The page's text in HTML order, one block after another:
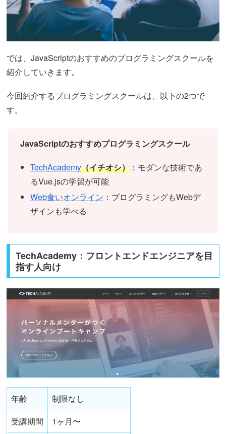
では、JavaScriptのおすすめのプログラミングスクールを
紹介していきます。
今回紹介するプログラミングスクールは、以下の2つで
す。
JavaScriptのおすすめプログラミングスクール
TechAcademy（イチオシ）：モダンな技術であ
るVue.jsの学習が可能
Web食いオンライン ：プログラミングもWebデ
ザインも学べる
TechAcademy：フロントエンドエンジニアを目
指す人向け
年齢
制限なし
受講期間
1ヶ月〜